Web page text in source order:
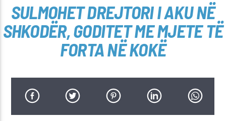
SULMOHET DREJTORI I AKU NË
SHKODËR, GODITET ME MJETE TË
FORTA NË KOKË